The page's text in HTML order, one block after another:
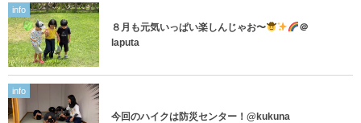
info
８月も元気いっぱい楽しんじゃお〜
＠
laputa
info
今回のハイクは防災センター！@kukuna